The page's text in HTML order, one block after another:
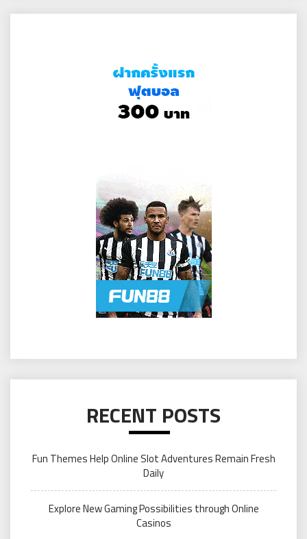
RECENT POSTS
Fun Themes Help Online Slot Adventures Remain Fresh
Daily
Explore New Gaming Possibilities through Online
Casinos